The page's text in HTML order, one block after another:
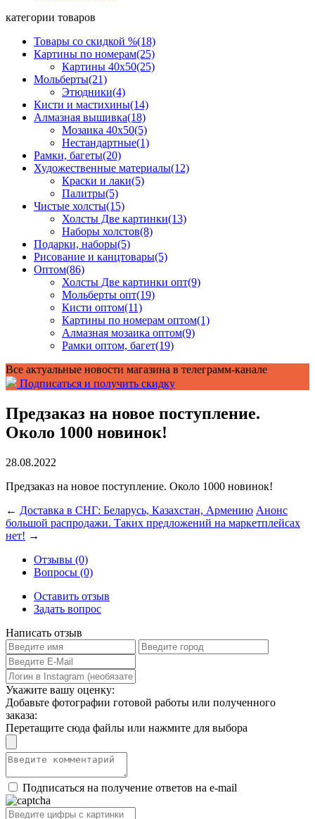
категории товаров
Товары со скидкой %(18)
Картины по номерам(25)
Картины 40x50(25)
Мольберты(21)
Этюдники(4)
Кисти и мастихины(14)
Алмазная вышивка(18)
Мозаика 40x50(5)
Нестандартные(1)
Рамки, багеты(20)
Художественные материалы(12)
Краски и лаки(5)
Палитры(5)
Чистые холсты(15)
Холсты Две картинки(13)
Наборы холстов(8)
Подарки, наборы(5)
Рисование и канцтовары(5)
Оптом(86)
Холсты Две картинки опт(9)
Мольберты опт(19)
Кисти оптом(11)
Картины по номерам оптом(1)
Алмазная мозаика оптом(9)
Рамки оптом, багет(19)
Все актуальные новости магазина в телеграмм-канале
Подписаться и получить скидку
Предзаказ на новое поступление.
Около 1000 новинок!
28.08.2022
Предзаказ на новое поступление. Около 1000 новинок!
← Доставка в СНГ: Беларусь, Казахстан, Армению Анонс
большой распродажи. Таких предложений на маркетплейсах
нет! →
Отзывы (0)
Вопросы (0)
Оставить отзыв
Задать вопрос
Написать отзыв
Укажите вашу оценку:
Добавьте фотографии готовой работы или полученного
заказа:
Перетащите сюда файлы или нажмите для выбора
Подписаться на получение ответов на e-mail